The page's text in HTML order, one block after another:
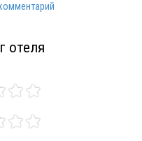
отеля